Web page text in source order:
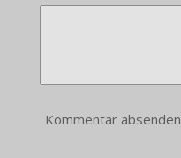
Kommentar absenden